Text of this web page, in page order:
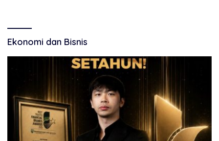
Ekonomi dan Bisnis